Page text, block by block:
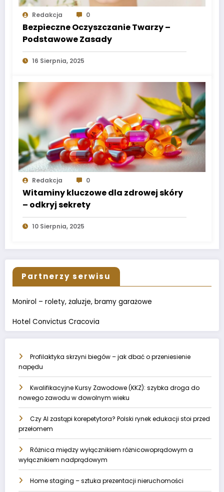
Redakcja 0
Bezpieczne Oczyszczanie Twarzy –
Podstawowe Zasady
16 Sierpnia, 2025
Redakcja 0
Witaminy kluczowe dla zdrowej skóry
– odkryj sekrety
10 Sierpnia, 2025
Partnerzy serwisu
Monirol – rolety, żaluzje, bramy garażowe
Hotel Convictus Cracovia
Profilaktyka skrzyni biegów – jak dbać o przeniesienie
napędu
Kwalifikacyjne Kursy Zawodowe (KKZ): szybka droga do
nowego zawodu w dowolnym wieku
Czy AI zastąpi korepetytora? Polski rynek edukacji stoi przed
przełomem
Różnica między wyłącznikiem różnicowoprądowym a
wyłącznikiem nadprądowym
Home staging – sztuka prezentacji nieruchomości